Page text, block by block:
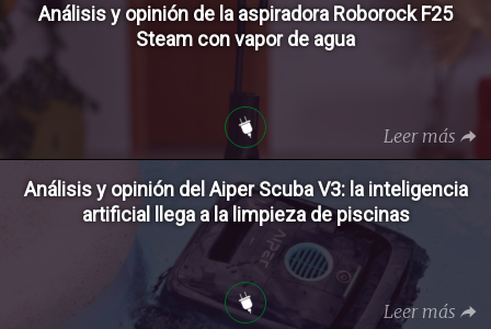
Análisis y opinión de la aspiradora Roborock F25
Steam con vapor de agua
Leer más
Análisis y opinión del Aiper Scuba V3: la inteligencia
artificial llega a la limpieza de piscinas
Leer más